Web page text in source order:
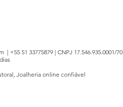
| +55 51 33775879 | CNPJ 17.546.935.0001/70
Joalheria online confiável